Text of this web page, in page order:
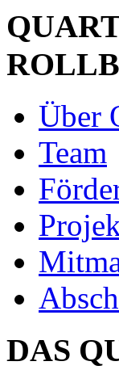
Über
Team
DAS